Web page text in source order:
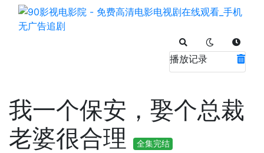
播放记录
我一个保安，娶个总裁
老婆很合理
全集完结